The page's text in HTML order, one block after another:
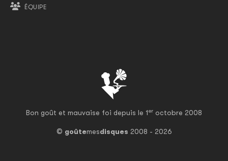
Bon goût et mauvaise foi depuis le 1er octobre 2008
© goûtemesdisques 2008 - 2026
ÉQUIPE